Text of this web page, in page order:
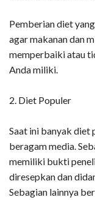
Pemberian diet
agar makanan dan
memperbaiki atau
Anda miliki.
2. Diet Populer
Saat ini banyak diet
beragam media.
memiliki bukti
diresepkan dan
Sebagian lainnya